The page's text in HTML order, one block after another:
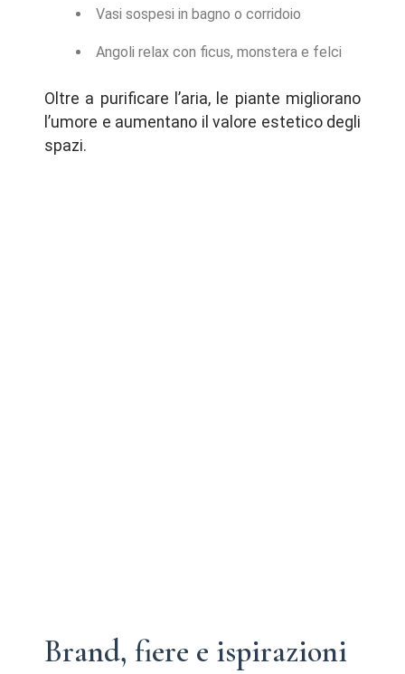
Vasi sospesi in bagno o corridoio
Angoli relax con ficus, monstera e felci
Oltre a purificare l’aria, le piante migliorano
l’umore e aumentano il valore estetico degli
spazi.
Brand, fiere e ispirazioni